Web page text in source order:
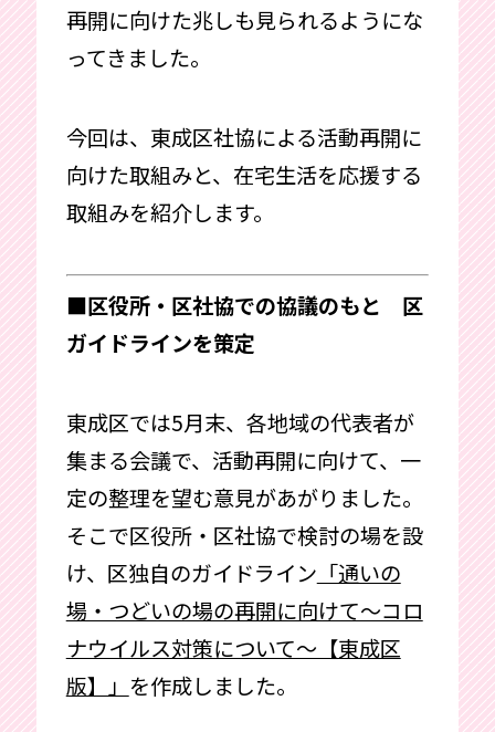
再開に向けた兆しも見られるようにな
ってきました。
今回は、東成区社協による活動再開に
向けた取組みと、在宅生活を応援する
取組みを紹介します。
■区役所・区社協での協議のもと 区
ガイドラインを策定
東成区では5月末、各地域の代表者が
集まる会議で、活動再開に向けて、一
定の整理を望む意見があがりました。
そこで区役所・区社協で検討の場を設
け、区独自のガイドライン 「通いの
場・つどいの場の再開に向けて～コロ
ナウイルス対策について～【東成区
版】」 を作成しました。